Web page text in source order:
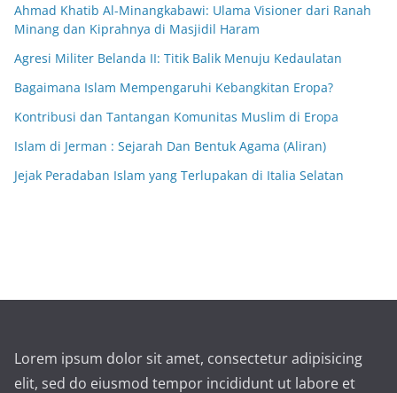
Ahmad Khatib Al-Minangkabawi: Ulama Visioner dari Ranah
Minang dan Kiprahnya di Masjidil Haram
Agresi Militer Belanda II: Titik Balik Menuju Kedaulatan
Bagaimana Islam Mempengaruhi Kebangkitan Eropa?
Kontribusi dan Tantangan Komunitas Muslim di Eropa
Islam di Jerman : Sejarah Dan Bentuk Agama (Aliran)
Jejak Peradaban Islam yang Terlupakan di Italia Selatan
Lorem ipsum dolor sit amet, consectetur adipisicing
elit, sed do eiusmod tempor incididunt ut labore et